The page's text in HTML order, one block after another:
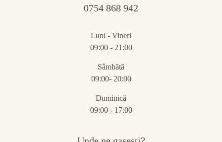
0754 868 942
Luni - Vineri
09:00 - 21:00
Sâmbătă
09:00- 20:00
Duminică
09:00 - 17:00